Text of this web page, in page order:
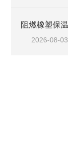
2026-08-03